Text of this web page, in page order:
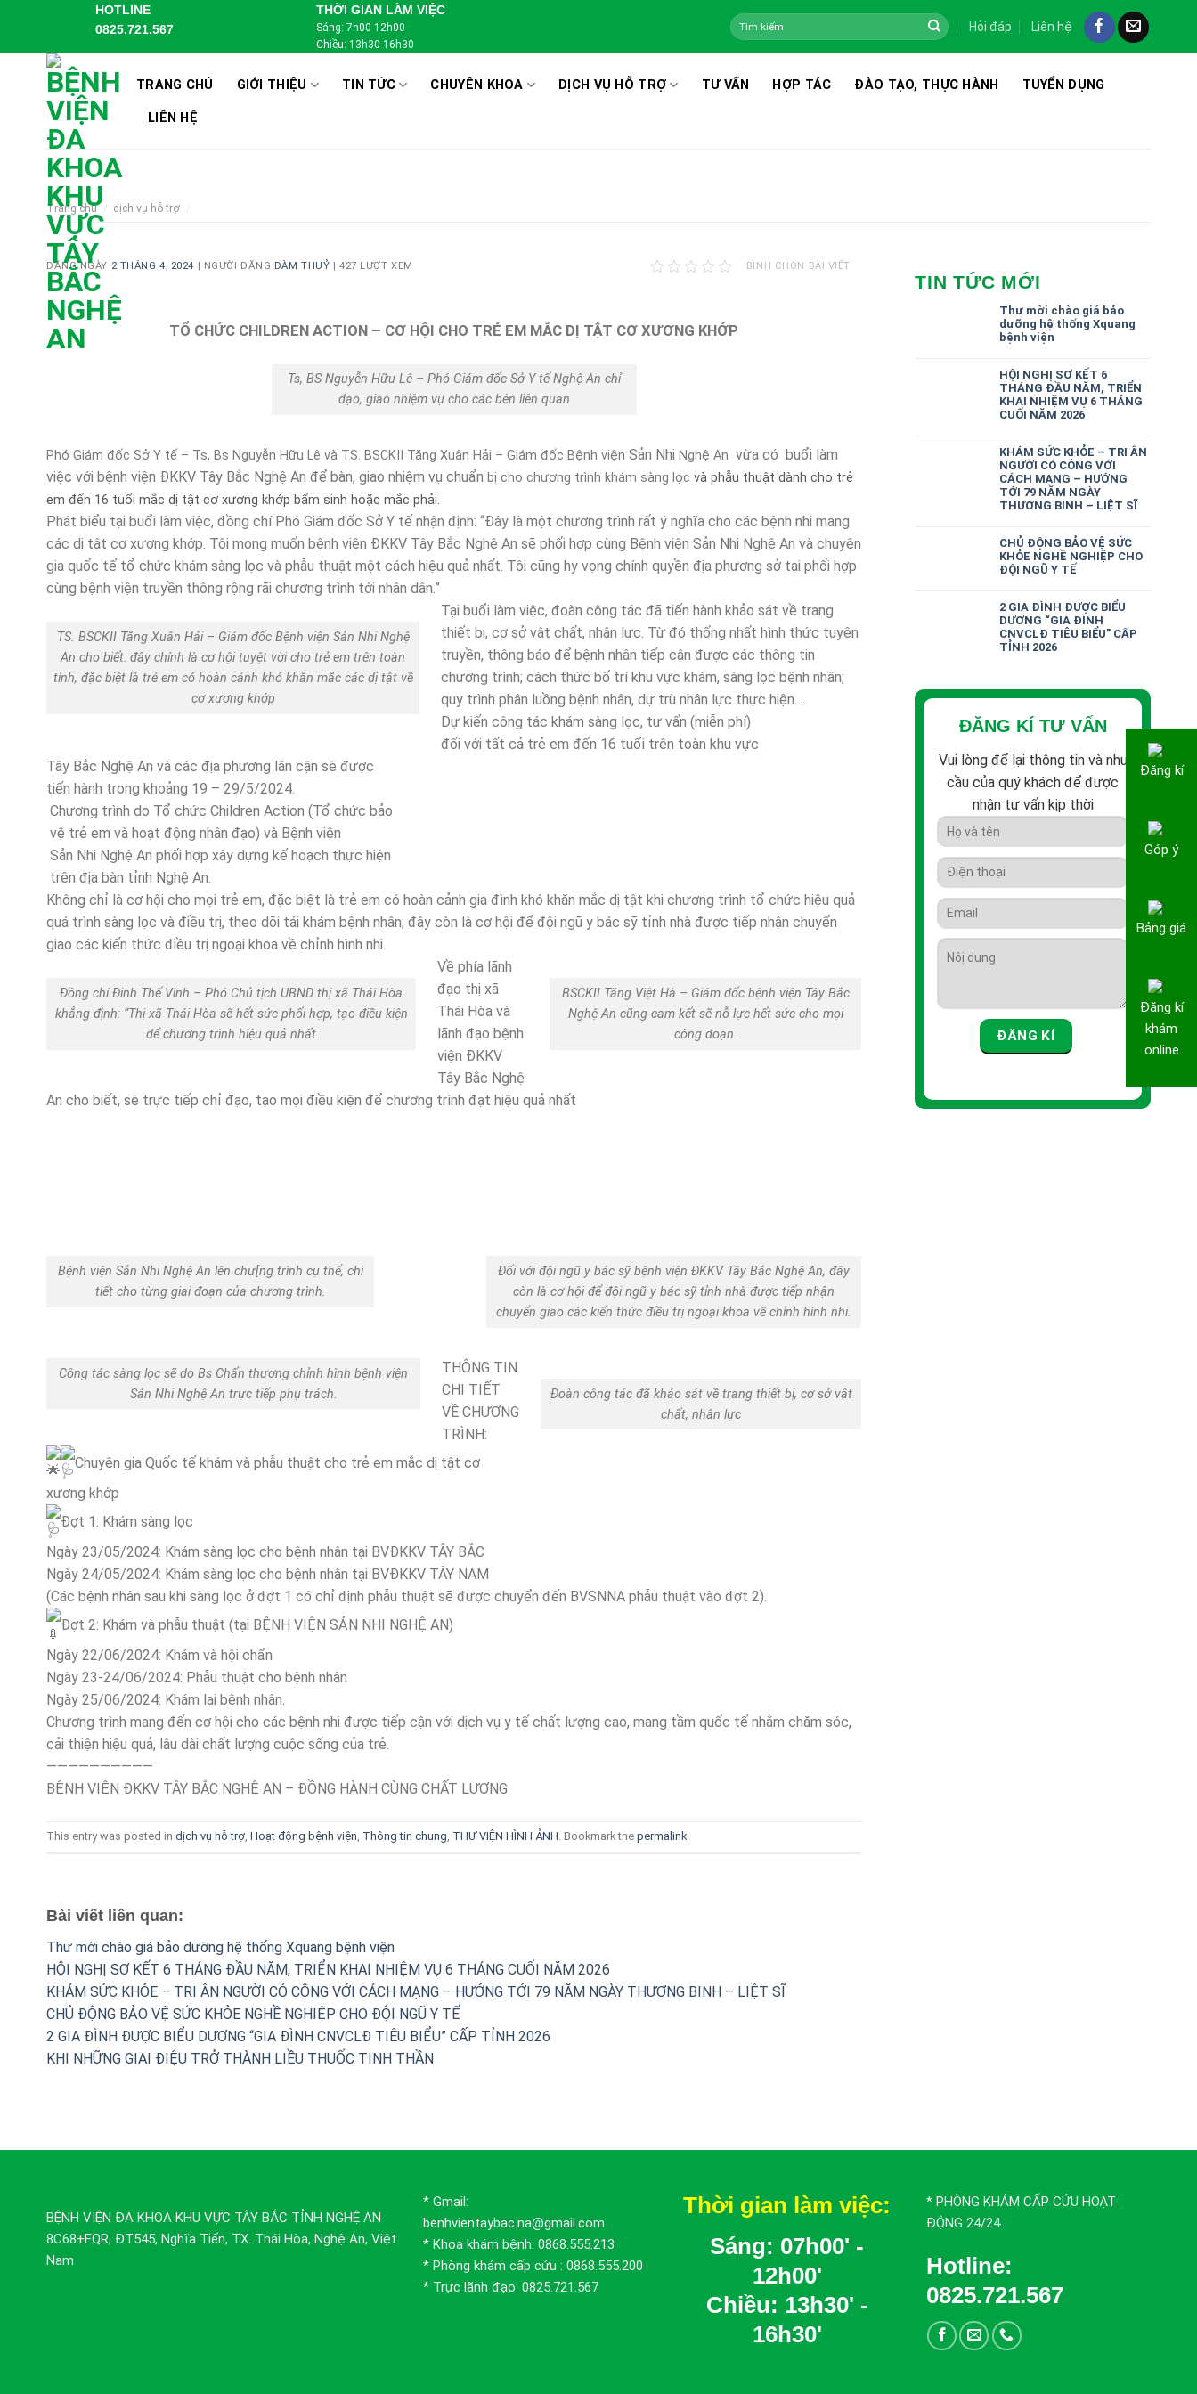
content
HOTLINE
0825.721.567
THỜI GIAN LÀM VIỆC
Sáng: 7h00-12h00
Chiều: 13h30-16h30
Hỏi đáp Liên hệ
TRANG CHỦ GIỚI THIỆU TIN TỨC CHUYÊN KHOA DỊCH VỤ HỖ TRỢ TƯ VẤN HỢP TÁC ĐÀO TẠO, THỰC HÀNH TUYỂN DỤNG
LIÊN HỆ
Trang chủ / dịch vụ hỗ trợ /
ĐĂNG NGÀY 2 THÁNG 4, 2024 | NGƯỜI ĐĂNG ĐÀM THUỶ |427 LƯỢT XEM BÌNH CHỌN BÀI VIẾT
TỔ CHỨC CHILDREN ACTION – CƠ HỘI CHO TRẺ EM MẮC DỊ TẬT CƠ XƯƠNG KHỚP
Ts, BS Nguyễn Hữu Lê – Phó Giám đốc Sở Y tế Nghệ An chỉ
đạo, giao nhiệm vụ cho các bên liên quan
Phó Giám đốc Sở Y tế – Ts, Bs Nguyễn Hữu Lê và TS. BSCKII Tăng Xuân Hải – Giám đốc Bệnh viện Sản Nhi Nghệ An vừa có buổi làm
việc với bệnh viện ĐKKV Tây Bắc Nghệ An để bàn, giao nhiệm vụ chuẩn bị cho chương trình khám sàng lọc và phẫu thuật dành cho trẻ
em đến 16 tuổi mắc dị tật cơ xương khớp bẩm sinh hoặc mắc phải.
Phát biểu tại buổi làm việc, đồng chí Phó Giám đốc Sở Y tế nhận định: “Đây là một chương trình rất ý nghĩa cho các bệnh nhi mang
các dị tật cơ xương khớp. Tôi mong muốn bệnh viện ĐKKV Tây Bắc Nghệ An sẽ phối hợp cùng Bệnh viện Sản Nhi Nghệ An và chuyên
gia quốc tế tổ chức khám sàng lọc và phẫu thuật một cách hiệu quả nhất. Tôi cũng hy vọng chính quyền địa phương sở tại phối hợp
cùng bệnh viện truyền thông rộng rãi chương trình tới nhân dân.”
TS. BSCKII Tăng Xuân Hải – Giám đốc Bệnh viện Sản Nhi Nghệ
An cho biết: đây chính là cơ hội tuyệt vời cho trẻ em trên toàn
tỉnh, đặc biệt là trẻ em có hoàn cảnh khó khăn mắc các dị tật về
cơ xương khớp
Tại buổi làm việc, đoàn công tác đã tiến hành khảo sát về trang
thiết bị, cơ sở vật chất, nhân lực. Từ đó thống nhất hình thức tuyên
truyền, thông báo để bệnh nhân tiếp cận được các thông tin
chương trình; cách thức bố trí khu vực khám, sàng lọc bệnh nhân;
quy trình phân luồng bệnh nhân, dự trù nhân lực thực hiện….
Dự kiến công tác khám sàng lọc, tư vấn (miễn phí)
đối với tất cả trẻ em đến 16 tuổi trên toàn khu vực
Tây Bắc Nghệ An và các địa phương lân cận sẽ được
tiến hành trong khoảng 19 – 29/5/2024.
Chương trình do Tổ chức Children Action (Tổ chức bảo
vệ trẻ em và hoạt động nhân đạo) và Bệnh viện
Sản Nhi Nghệ An phối hợp xây dựng kế hoạch thực hiện
trên địa bàn tỉnh Nghệ An.
Không chỉ là cơ hội cho mọi trẻ em, đặc biệt là trẻ em có hoàn cảnh gia đình khó khăn mắc dị tật khi chương trình tổ chức hiệu quả
quá trình sàng lọc và điều trị, theo dõi tái khám bệnh nhân; đây còn là cơ hội để đội ngũ y bác sỹ tỉnh nhà được tiếp nhận chuyển
giao các kiến thức điều trị ngoại khoa về chỉnh hình nhi.
Đồng chí Đinh Thế Vinh – Phó Chủ tịch UBND thị xã Thái Hòa
khẳng định: “Thị xã Thái Hòa sẽ hết sức phối hợp, tạo điều kiện
để chương trình hiệu quả nhất
BSCKII Tăng Việt Hà – Giám đốc bệnh viện Tây Bắc
Nghệ An cũng cam kết sẽ nỗ lực hết sức cho mọi
công đoạn.
Về phía lãnh
đạo thị xã
Thái Hòa và
lãnh đạo bệnh
viện ĐKKV
Tây Bắc Nghệ
An cho biết, sẽ trực tiếp chỉ đạo, tạo mọi điều kiện để chương trình đạt hiệu quả nhất
Đối với đội ngũ y bác sỹ bệnh viện ĐKKV Tây Bắc Nghệ An, đây
còn là cơ hội để đội ngũ y bác sỹ tỉnh nhà được tiếp nhận
chuyển giao các kiến thức điều trị ngoại khoa về chỉnh hình nhi.
Bệnh viện Sản Nhi Nghệ An lên chư[ng trình cụ thể, chi
tiết cho từng giai đoạn của chương trình.
Công tác sàng lọc sẽ do Bs Chấn thương chỉnh hình bệnh viện
Sản Nhi Nghệ An trực tiếp phụ trách.
Đoàn công tác đã khảo sát về trang thiết bị, cơ sở vật
chất, nhân lực
THÔNG TIN
CHI TIẾT
VỀ CHƯƠNG
TRÌNH:
Chuyên gia Quốc tế khám và phẫu thuật cho trẻ em mắc dị tật cơ
xương khớp
Đợt 1: Khám sàng lọc
Ngày 23/05/2024: Khám sàng lọc cho bệnh nhân tại BVĐKKV TÂY BẮC
Ngày 24/05/2024: Khám sàng lọc cho bệnh nhân tại BVĐKKV TÂY NAM
(Các bệnh nhân sau khi sàng lọc ở đợt 1 có chỉ định phẫu thuật sẽ được chuyển đến BVSNNA phẫu thuật vào đợt 2).
Đợt 2: Khám và phẫu thuật (tại BỆNH VIỆN SẢN NHI NGHỆ AN)
Ngày 22/06/2024: Khám và hội chẩn
Ngày 23-24/06/2024: Phẫu thuật cho bệnh nhân
Ngày 25/06/2024: Khám lại bệnh nhân.
Chương trình mang đến cơ hội cho các bệnh nhi được tiếp cận với dịch vụ y tế chất lượng cao, mang tầm quốc tế nhằm chăm sóc,
cải thiện hiệu quả, lâu dài chất lượng cuộc sống của trẻ.
——————————
BỆNH VIỆN ĐKKV TÂY BẮC NGHỆ AN – ĐỒNG HÀNH CÙNG CHẤT LƯỢNG
This entry was posted in dịch vụ hỗ trợ, Hoạt động bệnh viện, Thông tin chung, THƯ VIỆN HÌNH ẢNH. Bookmark the permalink.
Bài viết liên quan:
Thư mời chào giá bảo dưỡng hệ thống Xquang bệnh viện
HỘI NGHỊ SƠ KẾT 6 THÁNG ĐẦU NĂM, TRIỂN KHAI NHIỆM VỤ 6 THÁNG CUỐI NĂM 2026
KHÁM SỨC KHỎE – TRI ÂN NGƯỜI CÓ CÔNG VỚI CÁCH MẠNG – HƯỚNG TỚI 79 NĂM NGÀY THƯƠNG BINH – LIỆT SĨ
CHỦ ĐỘNG BẢO VỆ SỨC KHỎE NGHỀ NGHIỆP CHO ĐỘI NGŨ Y TẾ
2 GIA ĐÌNH ĐƯỢC BIỂU DƯƠNG “GIA ĐÌNH CNVCLĐ TIÊU BIỂU” CẤP TỈNH 2026
KHI NHỮNG GIAI ĐIỆU TRỞ THÀNH LIỀU THUỐC TINH THẦN
TIN TỨC MỚI
Thư mời chào giá bảo
dưỡng hệ thống Xquang
bệnh viện
HỘI NGHỊ SƠ KẾT 6
THÁNG ĐẦU NĂM, TRIỂN
KHAI NHIỆM VỤ 6 THÁNG
CUỐI NĂM 2026
KHÁM SỨC KHỎE – TRI ÂN
NGƯỜI CÓ CÔNG VỚI
CÁCH MẠNG – HƯỚNG
TỚI 79 NĂM NGÀY
THƯƠNG BINH – LIỆT SĨ
CHỦ ĐỘNG BẢO VỆ SỨC
KHỎE NGHỀ NGHIỆP CHO
ĐỘI NGŨ Y TẾ
2 GIA ĐÌNH ĐƯỢC BIỂU
DƯƠNG “GIA ĐÌNH
CNVCLĐ TIÊU BIỂU” CẤP
TỈNH 2026
ĐĂNG KÍ TƯ VẤN
Vui lòng để lại thông tin và nhu
cầu của quý khách để được
nhận tư vấn kịp thời
BỆNH VIỆN ĐA KHOA KHU VỰC TÂY BẮC TỈNH NGHỆ AN
8C68+FQR, ĐT545, Nghĩa Tiến, TX. Thái Hòa, Nghệ An, Việt
Nam
* Gmail:
benhvientaybac.na@gmail.com
* Khoa khám bệnh: 0868.555.213
* Phòng khám cấp cứu : 0868.555.200
* Trực lãnh đạo: 0825.721.567
Thời gian làm việc:
Sáng: 07h00' -
12h00'
Chiều: 13h30' -
16h30'
* PHÒNG KHÁM CẤP CỨU HOẠT
ĐỘNG 24/24
Hotline:
0825.721.567
Đăng kí
Góp ý
Bảng giá
Đăng kí
khám
online